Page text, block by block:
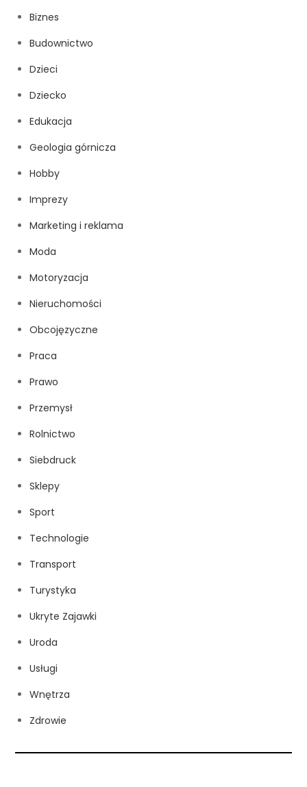
Biznes
Budownictwo
Dzieci
Dziecko
Edukacja
Geologia górnicza
Hobby
Imprezy
Marketing i reklama
Moda
Motoryzacja
Nieruchomości
Obcojęzyczne
Praca
Prawo
Przemysł
Rolnictwo
Siebdruck
Sklepy
Sport
Technologie
Transport
Turystyka
Ukryte Zajawki
Uroda
Usługi
Wnętrza
Zdrowie